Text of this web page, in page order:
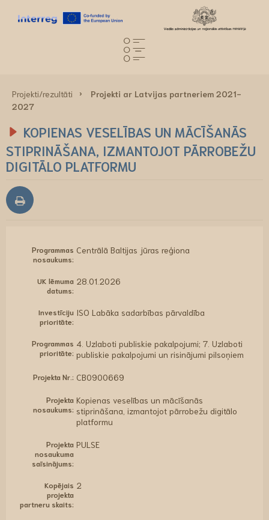
Projekti/rezultāti
Projekti ar Latvijas partneriem 2021-
2027
KOPIENAS VESELĪBAS UN MĀCĪŠANĀS
STIPRINĀŠANA, IZMANTOJOT PĀRROBEŽU
DIGITĀLO PLATFORMU
Programmas
nosaukums:
Centrālā Baltijas jūras reģiona
UK lēmuma
datums:
28.01.2026
Investīciju
prioritāte:
ISO Labāka sadarbības pārvaldība
Programmas
prioritāte:
4. Uzlaboti publiskie pakalpojumi; 7. Uzlaboti
publiskie pakalpojumi un risinājumi pilsoņiem
Projekta Nr.: CB0900669
Projekta
nosaukums:
Kopienas veselības un mācīšanās
stiprināšana, izmantojot pārrobežu digitālo
platformu
Projekta
nosaukuma
saīsinājums:
PULSE
Kopējais
projekta
partneru skaits:
2